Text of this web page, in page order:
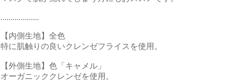
...................
【内側生地】全色
特に肌触りの良いクレンゼフライスを使用。
【外側生地】色「キャメル」
オーガニッククレンゼを使用。